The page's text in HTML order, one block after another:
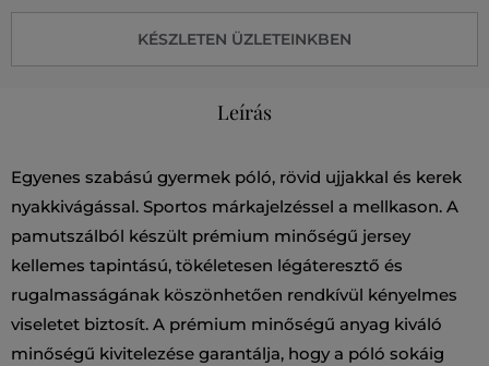
KÉSZLETEN ÜZLETEINKBEN
Leírás
Egyenes szabású gyermek póló, rövid ujjakkal és kerek
nyakkivágással. Sportos márkajelzéssel a mellkason. A
pamutszálból készült prémium minőségű jersey
kellemes tapintású, tökéletesen légáteresztő és
rugalmasságának köszönhetően rendkívül kényelmes
viseletet biztosít. A prémium minőségű anyag kiváló
minőségű kivitelezése garantálja, hogy a póló sokáig